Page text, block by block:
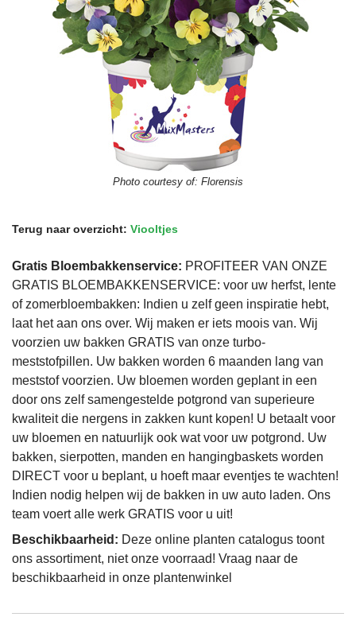
Photo courtesy of: Florensis
Terug naar overzicht: Viooltjes
Gratis Bloembakkenservice: PROFITEER VAN ONZE
GRATIS BLOEMBAKKENSERVICE: voor uw herfst, lente
of zomerbloembakken: Indien u zelf geen inspiratie hebt,
laat het aan ons over. Wij maken er iets moois van. Wij
voorzien uw bakken GRATIS van onze turbo-
meststofpillen. Uw bakken worden 6 maanden lang van
meststof voorzien. Uw bloemen worden geplant in een
door ons zelf samengestelde potgrond van superieure
kwaliteit die nergens in zakken kunt kopen! U betaalt voor
uw bloemen en natuurlijk ook wat voor uw potgrond. Uw
bakken, sierpotten, manden en hangingbaskets worden
DIRECT voor u beplant, u hoeft maar eventjes te wachten!
Indien nodig helpen wij de bakken in uw auto laden. Ons
team voert alle werk GRATIS voor u uit!
Beschikbaarheid: Deze online planten catalogus toont
ons assortiment, niet onze voorraad! Vraag naar de
beschikbaarheid in onze plantenwinkel